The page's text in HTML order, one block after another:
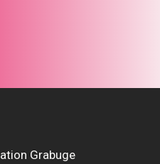
Grabuge